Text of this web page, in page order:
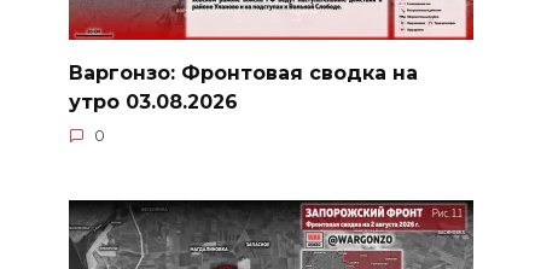
Варгонзо: Фронтовая сводка на
утро 03.08.2026
0